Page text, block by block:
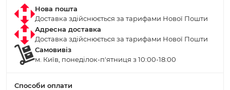
Нова пошта
Доставка здійснюється за тарифами Нової Пошти
Адресна доставка
Доставка здійснюється за тарифами Нової Пошти
Самовивіз
м. Київ, понеділок-п'ятниця з 10:00-18:00
Способи оплати